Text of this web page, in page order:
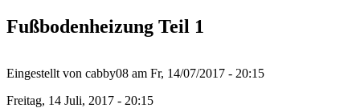
Fußbodenheizung Teil 1
Eingestellt von cabby08 am Fr, 14/07/2017 - 20:15
Freitag, 14 Juli, 2017 - 20:15